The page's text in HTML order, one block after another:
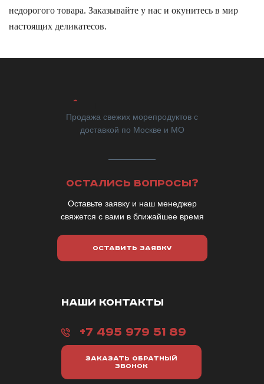
недорогого товара. Заказывайте у нас и окунитесь в мир
настоящих деликатесов.
Продажа свежих морепродуктов с
доставкой по Москве и МО
ОСТАЛИСЬ ВОПРОСЫ?
Оставьте заявку и наш менеджер
свяжется с вами в ближайшее время
ОСТАВИТЬ ЗАЯВКУ
НАШИ КОНТАКТЫ
+7 495 979 51 89
ЗАКАЗАТЬ ОБРАТНЫЙ
ЗВОНОК